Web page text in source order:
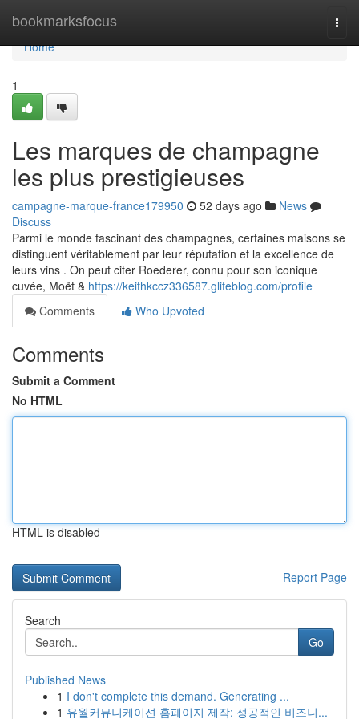
bookmarksfocus
Home
Home
1
Les marques de champagne
les plus prestigieuses
campagne-marque-france179950 52 days ago
News
Discuss
Parmi le monde fascinant des champagnes, certaines maisons se
distinguent véritablement par leur réputation et la excellence de
leurs vins . On peut citer Roederer, connu pour son iconique
cuvée, Moët & https://keithkccz336587.glifeblog.com/profile
Comments
Who Upvoted
Comments
Submit a Comment
No HTML
HTML is disabled
Report Page
Search
Go
Published News
1 I don't complete this demand. Generating ...
1 유월커뮤니케이션 홈페이지 제작: 성공적인 비즈니...